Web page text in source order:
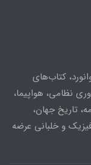
کتاب‌های
نظامی، هواپیما،
تاریخ جهان،
و خلبانی عرضه